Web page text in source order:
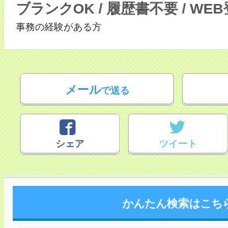
ブランクOK / 履歴書不要 /
事務の経験がある方
メールで送る
シェア ツイート
かんたん検索はこち